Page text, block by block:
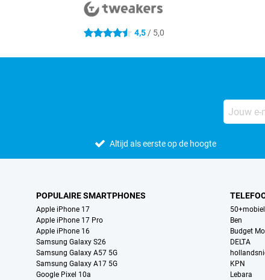
4.5 sterren 4,5/ 5,0
Altijd als eerste op de hoogte
POPULAIRE SMARTPHONES
Apple iPhone 17
Apple iPhone 17 Pro
Apple iPhone 16
Samsung Galaxy S26
Samsung Galaxy A57 5G
Samsung Galaxy A17 5G
Google Pixel 10a
50+mobiel
Ben
Budget
DELTA
KPN
Lebara